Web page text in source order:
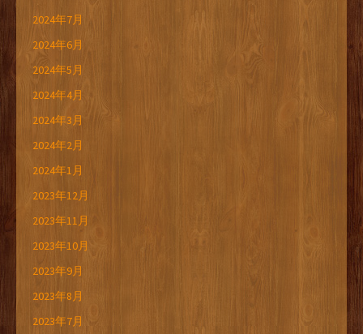
2024年7月
2024年6月
2024年5月
2024年4月
2024年3月
2024年2月
2024年1月
2023年12月
2023年11月
2023年10月
2023年9月
2023年8月
2023年7月